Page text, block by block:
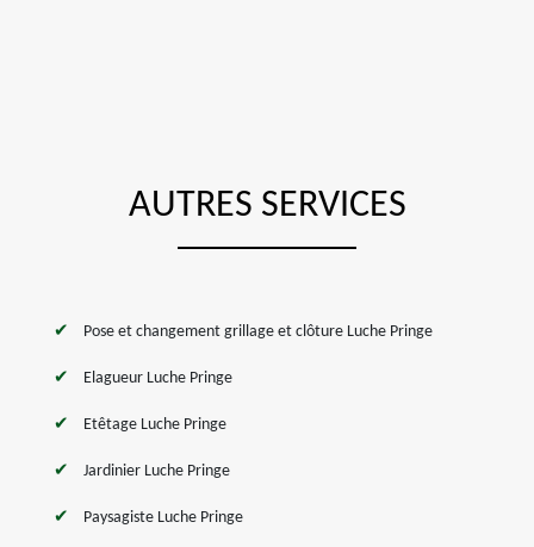
AUTRES SERVICES
Pose et changement grillage et clôture Luche Pringe
Elagueur Luche Pringe
Etêtage Luche Pringe
Jardinier Luche Pringe
Paysagiste Luche Pringe